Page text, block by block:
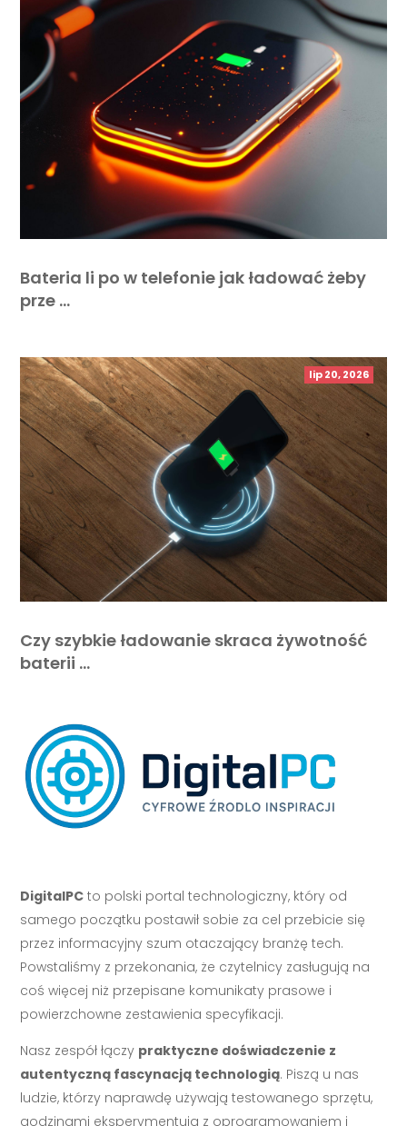
Bateria li po w telefonie jak ładować żeby
prze …
lip 20, 2026
Czy szybkie ładowanie skraca żywotność
baterii …
DigitalPC to polski portal technologiczny, który od
samego początku postawił sobie za cel przebicie się
przez informacyjny szum otaczający branżę tech.
Powstaliśmy z przekonania, że czytelnicy zasługują na
coś więcej niż przepisane komunikaty prasowe i
powierzchowne zestawienia specyfikacji.
Nasz zespół łączy praktyczne doświadczenie z
autentyczną fascynacją technologią. Piszą u nas
ludzie, którzy naprawdę używają testowanego sprzętu,
godzinami eksperymentują z oprogramowaniem i